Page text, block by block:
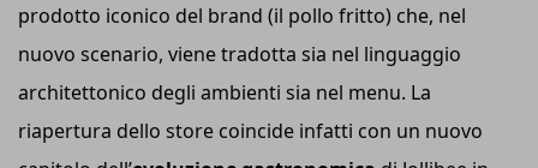
prodotto iconico del brand (il pollo fritto) che, nel
nuovo scenario, viene tradotta sia nel linguaggio
architettonico degli ambienti sia nel menu. La
riapertura dello store coincide infatti con un nuovo